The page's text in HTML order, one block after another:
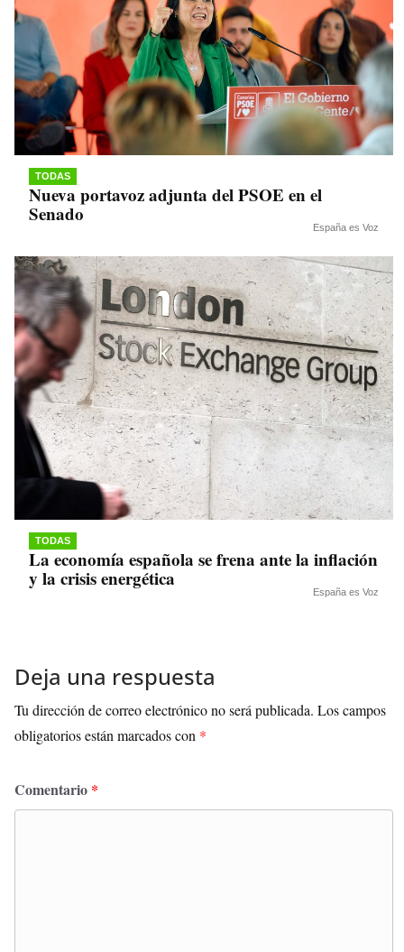
TODAS
Nueva portavoz adjunta del PSOE en el
Senado
España es Voz
TODAS
La economía española se frena ante la inflación
y la crisis energética
España es Voz
Deja una respuesta
Tu dirección de correo electrónico no será publicada. Los campos
obligatorios están marcados con *
Comentario *